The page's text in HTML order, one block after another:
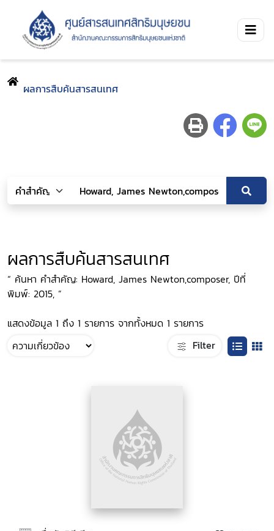
ผลการสืบค้นสารสนเทศ
ผลการสืบค้นสารสนเทศ
“ ค้นหา คำสำคัญ: Howard, James Newton,composer, ปีที่
พิมพ์: 2015, ”
แสดงข้อมูล 1 ถึง 1 รายการ จากทั้งหมด 1 รายการ
Filter